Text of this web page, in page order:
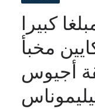
كبيرا
مخبأ
أجيوس